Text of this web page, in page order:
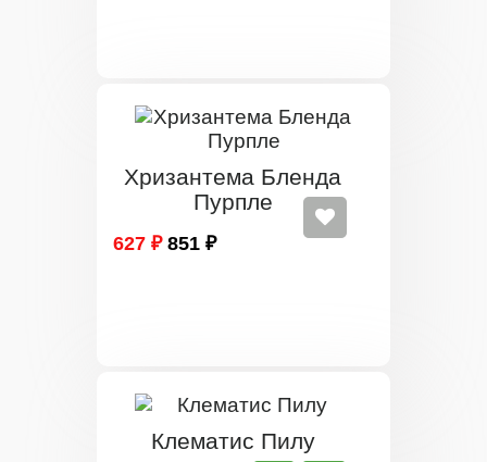
Хризантема Бленда
Пурпле
627 ₽ 851 ₽
Клематис Пилу